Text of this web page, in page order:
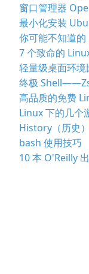
窗口管理器
最小化安装
你可能不知道
7 个致命的
轻量级桌面环境
终极
高品质的免费
Linux 下的几个
History（历史
bash 使用技巧
10 本 O'Reilly